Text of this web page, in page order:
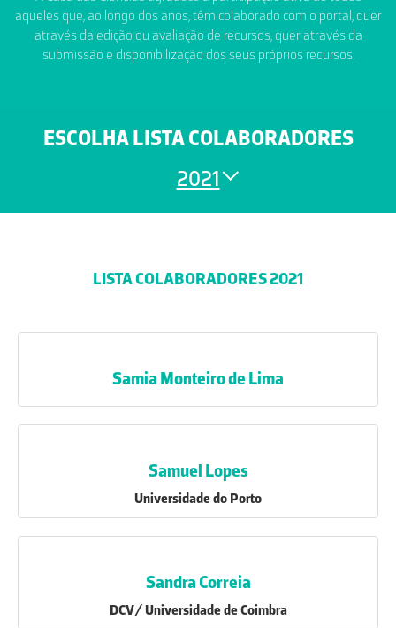
aqueles que, ao longo dos anos, têm colaborado com o portal, quer
através da edição ou avaliação de recursos, quer através da
submissão e disponibilização dos seus próprios recursos.
ESCOLHA LISTA COLABORADORES
2021
LISTA COLABORADORES 2021
Samia Monteiro de Lima
Samuel Lopes
Universidade do Porto
Sandra Correia
DCV/ Universidade de Coimbra